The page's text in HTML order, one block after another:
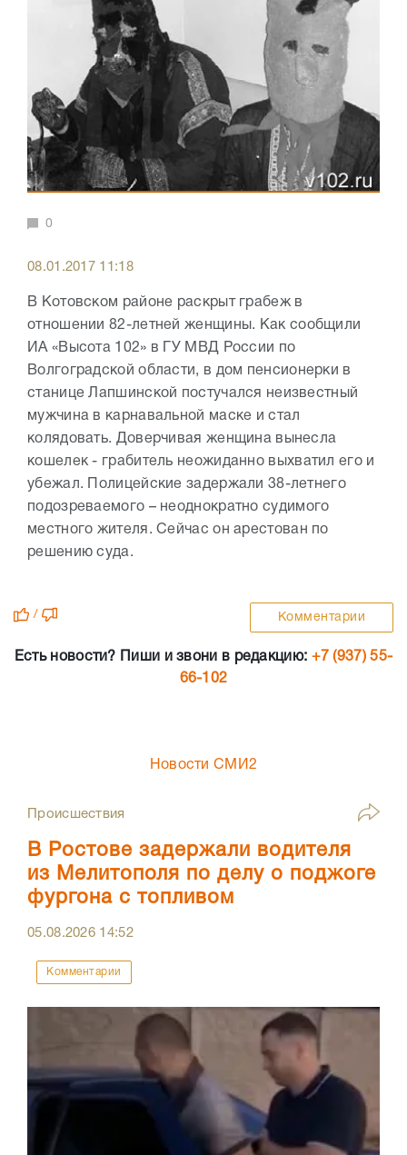
0
08.01.2017 11:18
В Котовском районе раскрыт грабеж в
отношении 82-летней женщины. Как сообщили
ИА «Высота 102» в ГУ МВД России по
Волгоградской области, в дом пенсионерки в
станице Лапшинской постучался неизвестный
мужчина в карнавальной маске и стал
колядовать. Доверчивая женщина вынесла
кошелек - грабитель неожиданно выхватил его и
убежал. Полицейские задержали 38-летнего
подозреваемого – неоднократно судимого
местного жителя. Сейчас он арестован по
решению суда.
/ Комментарии
Есть новости? Пиши и звони в редакцию: +7 (937) 55-
66-102
Новости СМИ2
Происшествия
В Ростове задержали водителя
из Мелитополя по делу о поджоге
фургона с топливом
05.08.2026 14:52
Комментарии